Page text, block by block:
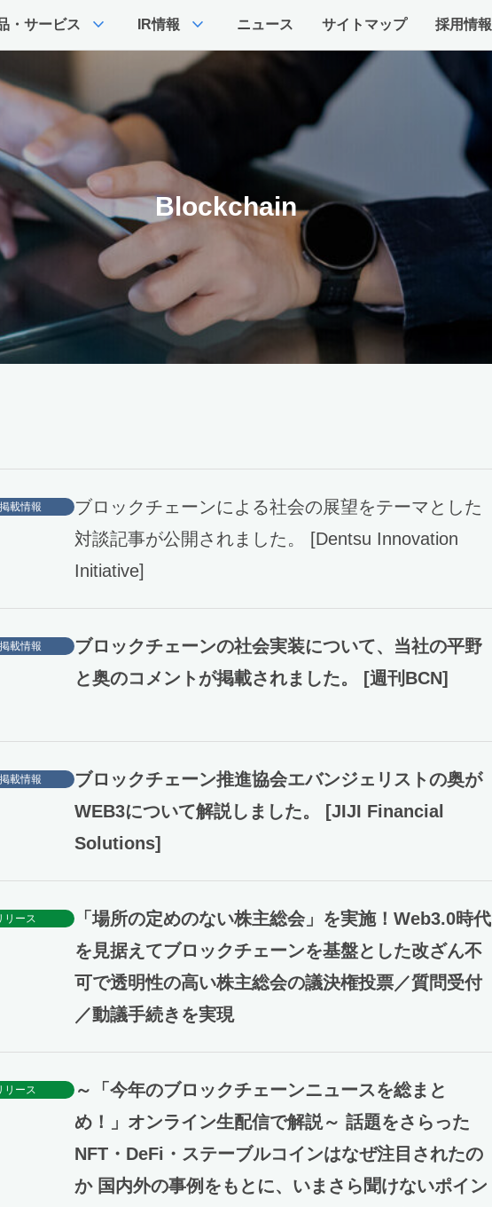
・サービス expand_more IR情報 expand_more ニュース サイトマップ 採用情報
Blockchain
載情報
ブロックチェーンによる社会の展望をテーマとした
対談記事が公開されました。 [Dentsu Innovation
Initiative]
載情報
ブロックチェーンの社会実装について、当社の平野
と奥のコメントが掲載されました。 [週刊BCN]
載情報
ブロックチェーン推進協会エバンジェリストの奥が
WEB3について解説しました。 [JIJI Financial
Solutions]
リース
「場所の定めのない株主総会」を実施！Web3.0時代
を見据えてブロックチェーンを基盤とした改ざん不
可で透明性の高い株主総会の議決権投票／質問受付
／動議手続きを実現
リース
～「今年のブロックチェーンニュースを総まと
め！」オンライン生配信で解説～ 話題をさらった
NFT・DeFi・ステーブルコインはなぜ注目されたの
か 国内外の事例をもとに、いまさら聞けないポイン